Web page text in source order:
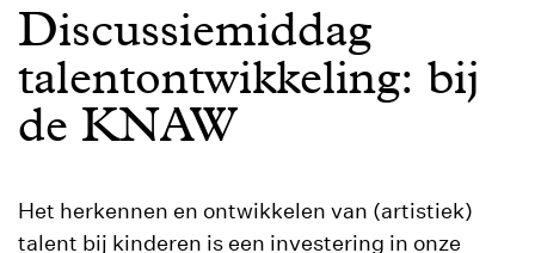
Discussiemiddag
talentontwikkeling: bij
de KNAW
Het herkennen en ontwikkelen van (artistiek)
talent bij kinderen is een investering in onze